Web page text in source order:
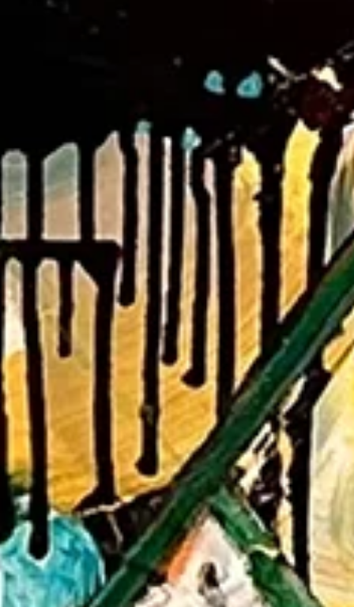
Jobs
Wedding Planner
Storeplan
Anfahrt & Parken
Nachhaltigkeit
Vermietung
ALICE Rooftop & Garden
Newsletter
Kantstr. 17 10623Berlin